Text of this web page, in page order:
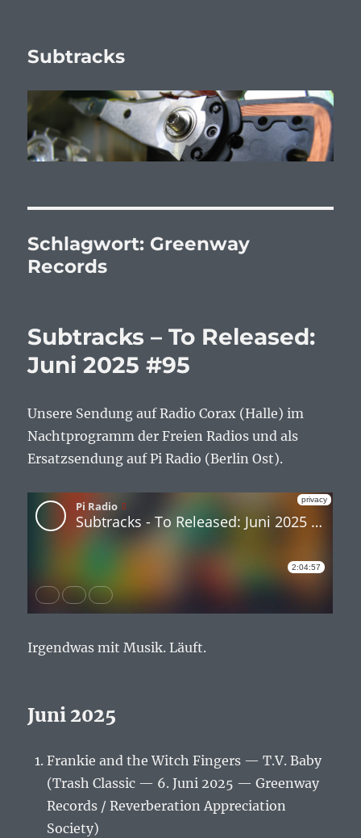
Subtracks
Schlagwort: Greenway
Records
Subtracks – To Released:
Juni 2025 #95
Unsere Sendung auf Radio Corax (Halle) im
Nachtprogramm der Freien Radios und als
Ersatzsendung auf Pi Radio (Berlin Ost).
Irgendwas mit Musik. Läuft.
Juni 2025
Frankie and the Witch Fingers — T.V. Baby
(Trash Classic — 6. Juni 2025 — Greenway
Records / Reverberation Appreciation
Society)